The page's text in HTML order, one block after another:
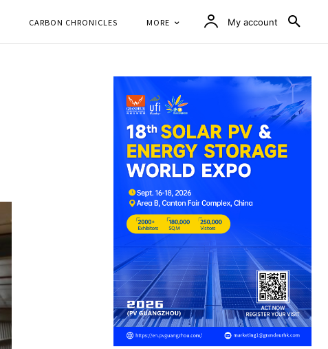
CARBON CHRONICLES MORE My account